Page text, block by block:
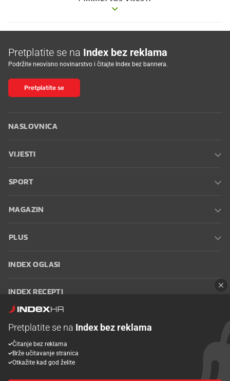
Pretplatite se na Index bez reklama
Podržite neovisno novinarstvo i čitajte Index bez bannera.
Pretplatite se
NASLOVNICA
VIJESTI
SPORT
MAGAZIN
PLUS
INDEX OGLASI
INDEX RECEPTI
Oglašavanje Zaposli se na Indexu
korištenja
Postavke kolačića
Pretplatite se na Index bez reklama
Čitanje bez reklama
Brže učitavanje stranica
Otkažite kad god želite